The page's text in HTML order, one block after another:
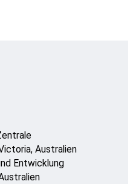
Australien
Entwicklung